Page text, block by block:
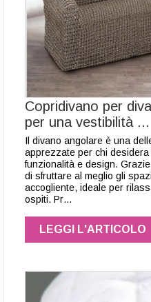
Copridivano per
per una vestibilità ...
Il divano angolare è una
apprezzate per chi desidera
funzionalità e design.
di sfruttare al meglio gli
accogliente, ideale per
ospiti. Pr…
LEGGI L'ARTICOLO